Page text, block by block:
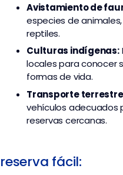
Avistamiento de
especies de
reptiles.
Culturas indígenas:
locales para conocer
formas de vida.
Transporte
vehículos adecuados
reservas cercanas.
reserva fácil: